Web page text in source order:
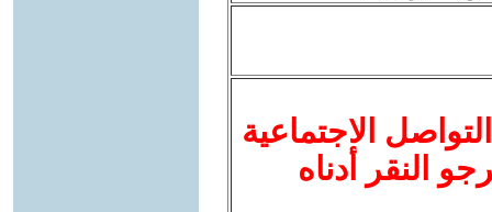
الاجتماعية
النقر أدناه